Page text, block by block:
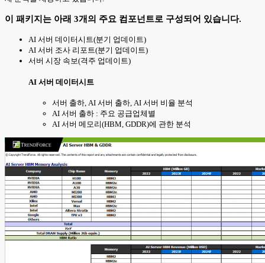
이 패키지는 아래 3개의 주요 컴포넌트로 구성되어 있습니다.
AI 서버 데이터시트(분기 업데이트)
AI 서버 조사 리포트(분기 업데이트)
서버 시장 속보(격주 업데이트)
AI 서버 데이터시트
서버 출하, AI 서버 출하, AI 서버 비율 분석
AI 서버 출하 : 주요 공급업체별
AI 서버 메모리(HBM, GDDR)에 관한 분석